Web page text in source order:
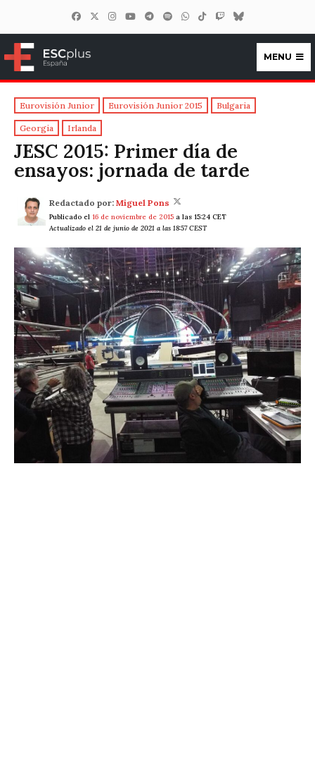
ESCplus España
MENU
Eurovisión Junior Eurovisión Junior 2015 Bulgaria
Georgia Irlanda
JESC 2015: Primer día de
ensayos: jornada de tarde
Redactado por: Miguel Pons
Publicado el 16 de noviembre de 2015 a las 15:24 CET
Actualizado el 21 de junio de 2021 a las 18:57 CEST